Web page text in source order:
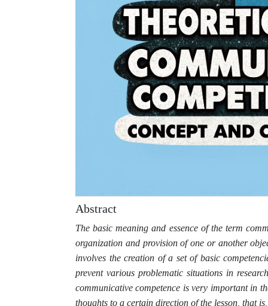
Abstract
The basic meaning and essence of the term
organization and provision of one or another
involves the creation of a set of basic
prevent various problematic situations in
communicative competence is very important in
thoughts to a certain direction of the lesson, that